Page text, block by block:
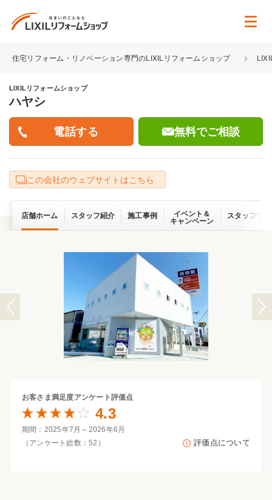
住宅リフォーム・リノベーション専門のLIXILリフォームショップ
LIXILリフォームショップ
ハヤシ
無料でご相談
この会社のウェブサイトはこちら
店舗ホーム スタッフ紹介 施工事例
イベント＆
キャンペーン
スタッフブ
お客さま満足度アンケート評価点
4.3
期間：2025年7月～2026年6月
（アンケート総数：52）
評価点について